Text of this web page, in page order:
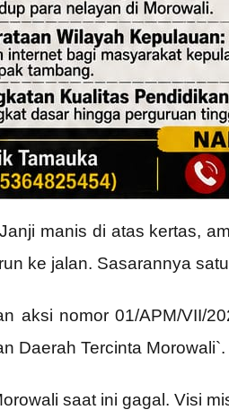
manis di atas kertas,
ke jalan. Sasarannya
aksi nomor 01/APM/VII/
Daerah Tercinta Morowali`.
saat ini gagal. Visi